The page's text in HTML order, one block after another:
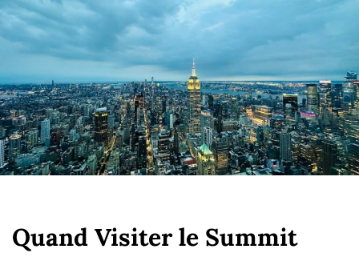
Quand Visiter le Summit